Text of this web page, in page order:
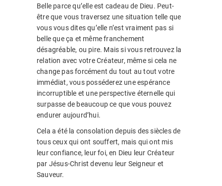
Belle parce qu’elle est cadeau de Dieu. Peut-
être que vous traversez une situation telle que
vous vous dites qu’elle n’est vraiment pas si
belle que ça et même franchement
désagréable, ou pire. Mais si vous retrouvez la
relation avec votre Créateur, même si cela ne
change pas forcément du tout au tout votre
immédiat, vous posséderez une espérance
incorruptible et une perspective éternelle qui
surpasse de beaucoup ce que vous pouvez
endurer aujourd’hui.
Cela a été la consolation depuis des siècles de
tous ceux qui ont souffert, mais qui ont mis
leur confiance, leur foi, en Dieu leur Créateur
par Jésus-Christ devenu leur Seigneur et
Sauveur.